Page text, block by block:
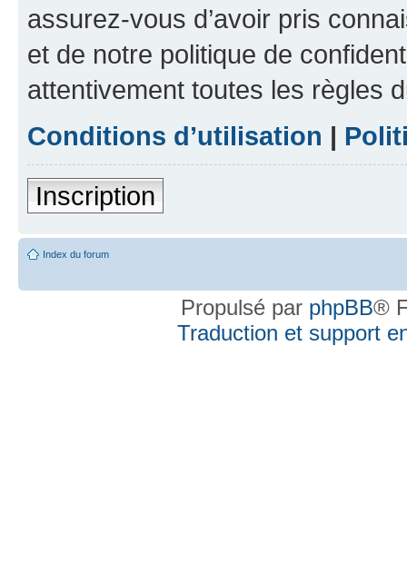
assurez-vous d’avoir pris
et de notre politique de
attentivement toutes les règles
Conditions d’utilisation |
Inscription
Index du forum
Propulsé par phpBB®
Traduction et support